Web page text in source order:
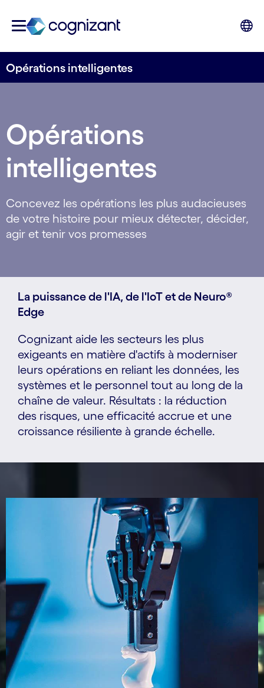
Opérations intelligentes
Opérations
intelligentes
Concevez les opérations les plus audacieuses
de votre histoire pour mieux détecter, décider,
agir et tenir vos promesses
La puissance de l'IA, de l'IoT et de Neuro®
Edge
Cognizant aide les secteurs les plus
exigeants en matière d'actifs à moderniser
leurs opérations en reliant les données, les
systèmes et le personnel tout au long de la
chaîne de valeur. Résultats : la réduction
des risques, une efficacité accrue et une
croissance résiliente à grande échelle.